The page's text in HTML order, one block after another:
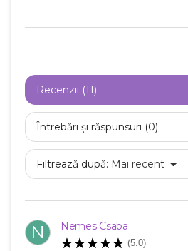
Recenzii (11)
Întrebări și răspunsuri (0)
Filtrează după: Mai recent
N Nemes Csaba
(5.0)